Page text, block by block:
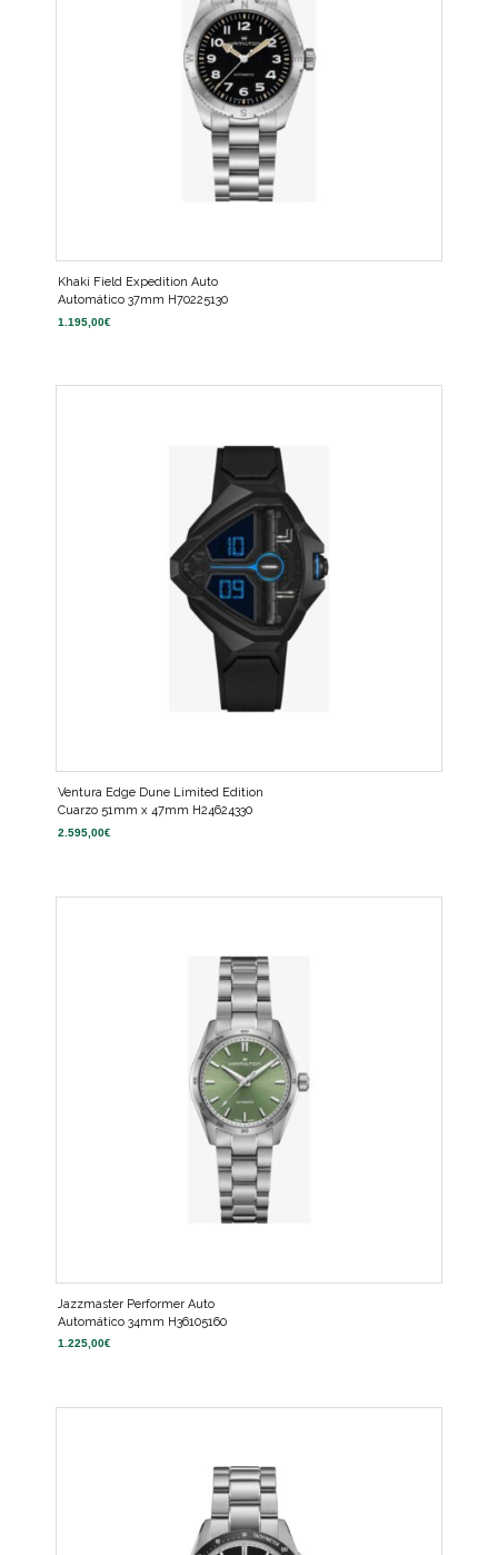
Khaki Field Expedition Auto
Automático 37mm H70225130
1.195,00€
Ventura Edge Dune Limited Edition
Cuarzo 51mm x 47mm H24624330
2.595,00€
Jazzmaster Performer Auto
Automático 34mm H36105160
1.225,00€